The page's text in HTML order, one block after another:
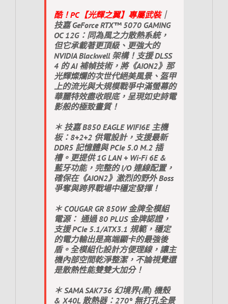
酷！PC【光輝之翼】專屬武裝｜
技嘉 GeForce RTX™ 5070 GAMING
OC 12G：同為風之力散熱系統，
但它承載著更頂級、更強大的
NVIDIA Blackwell 架構！支援 DLSS
4 的 AI 補幀技術，將《AION2》那
光輝燦爛的次世代絕美風景、盔甲
上的流光與大規模戰爭中滿螢幕的
華麗特效盡收眼底，呈現如史詩電
影般的極致畫質！
＊ 技嘉 B850 EAGLE WIFI6E 主機
板：8+2+2 供電設計，支援最新
DDR5 記憶體與 PCIe 5.0 M.2 插
槽。更提供 1G LAN + Wi-Fi 6E &
藍牙功能，完整的 I/O 連線配置，
確保在《AION2》激烈的野外 Boss
爭奪與跨界戰場中穩定發揮！
＊ COUGAR GR 850W 金牌全模組
電源： 通過 80 PLUS 金牌認證，
支援 PCIe 5.1/ATX3.1 規範，穩定
的電力輸出是高端顯卡的最強後
盾。全模組化設計方便理線，讓主
機內部空間乾淨整潔，不論視覺還
是散熱性能雙雙大加分！
＊ SAMA SAK736 幻境界(黑) 機殼
& X40L 散熱器：270° 無打孔全景